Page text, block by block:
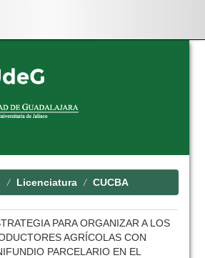
Licenciatura CUCBA
PARA ORGANIZAR A LOS
AGRÍCOLAS CON
PARCELARIO EN EL